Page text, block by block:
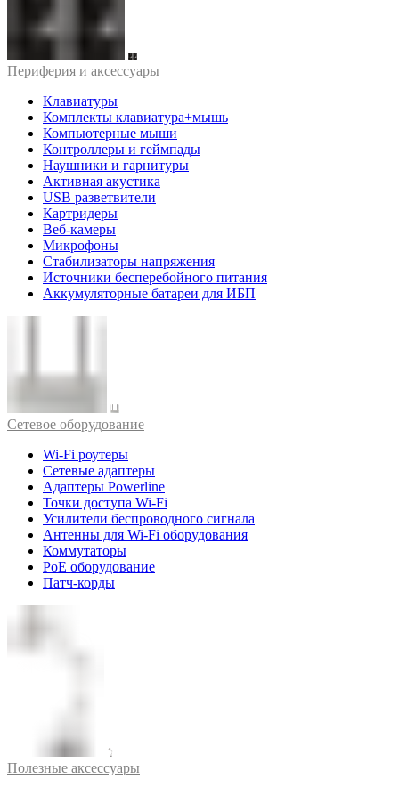
Периферия и аксессуары
Клавиатуры
Комплекты клавиатура+мышь
Компьютерные мыши
Контроллеры и геймпады
Наушники и гарнитуры
Активная акустика
USB разветвители
Картридеры
Веб-камеры
Микрофоны
Стабилизаторы напряжения
Источники бесперебойного питания
Аккумуляторные батареи для ИБП
Cетевое оборудование
Wi-Fi роутеры
Сетевые адаптеры
Адаптеры Powerline
Точки доступа Wi-Fi
Усилители беспроводного сигнала
Антенны для Wi-Fi оборудования
Коммутаторы
PoE оборудование
Патч-корды
Полезные аксессуары